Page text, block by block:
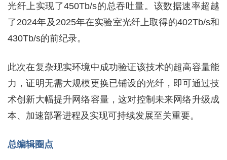
光纤上实现了450Tb/s的总吞吐量。该数据速率超越
了2024年及2025年在实验室光纤上取得的402Tb/s和
430Tb/s的前纪录。
此次在复杂现实环境中成功验证该技术的超高容量能
力，证明无需大规模更换已铺设的光纤，即可通过技
术创新大幅提升网络容量，这对控制未来网络升级成
本、加速部署进程及实现可持续发展至关重要。
总编辑圈点